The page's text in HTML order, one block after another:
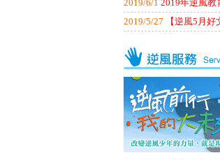
2019/6/1 2019年逆風教
2019/5/27
【逆風5月